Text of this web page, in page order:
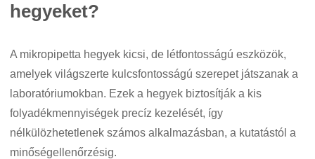
hegyeket?
A mikropipetta hegyek kicsi, de létfontosságú eszközök,
amelyek világszerte kulcsfontosságú szerepet játszanak a
laboratóriumokban. Ezek a hegyek biztosítják a kis
folyadékmennyiségek precíz kezelését, így
nélkülözhetetlenek számos alkalmazásban, a kutatástól a
minőségellenőrzésig.